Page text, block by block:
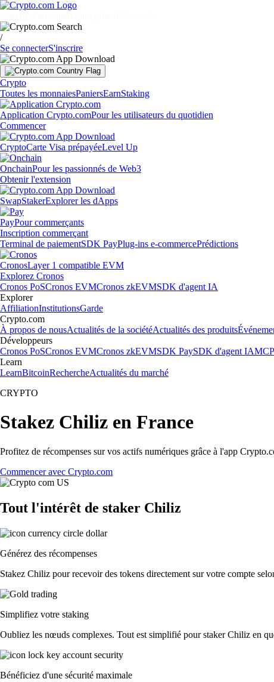
/
Se connecterS'inscrire
Crypto
Toutes les monnaiesPaniersEarnStaking
Application Crypto.comPour les utilisateurs du quotidien
Commencer
CryptoCarte Visa prépayéeLevel Up
OnchainPour les passionnés de Web3
Obtenir l'extension
SwapStakerExplorer les dApps
PayPour commerçants
Inscription commerçant
Terminal de paiementSDK PayPlug-ins e-commercePrédictions
CronosLayer 1 compatible EVM
Explorez Cronos
Cronos PoSCronos EVMCronos zkEVMSDK d'agent IA
Explorer
AffiliationInstitutionsGarde
Crypto.com
À propos de nousActualités de la sociétéActualités des produits
Développeurs
Cronos PoSCronos EVMCronos zkEVMSDK PaySDK d'agent IA
Learn
LearnBitcoinRechercheActualités du marché
CRYPTO
Stakez Chiliz en France
Profitez de récompenses sur vos actifs numériques grâce à l'app
Commencer avec Crypto.com
Tout l'intérêt de staker Chiliz
Générez des récompenses
Stakez Chiliz pour recevoir des tokens directement sur votre compte
Simplifiez votre staking
Oubliez les nœuds complexes. Tout est simplifié pour staker Chiliz en
Bénéficiez d'une sécurité maximale